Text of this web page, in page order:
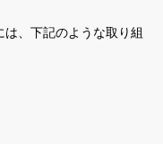
、下記のような取り組